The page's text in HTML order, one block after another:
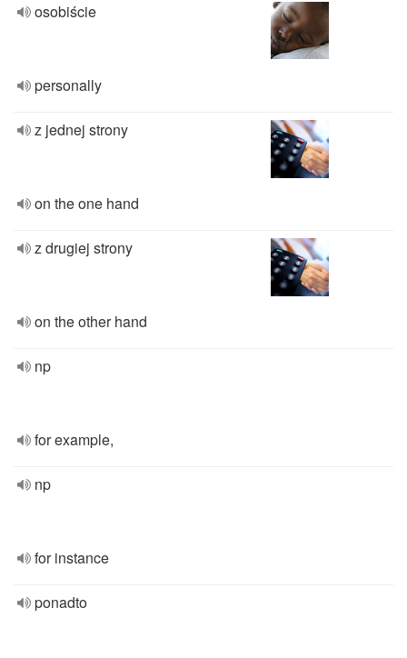
osobiście
personally
z jednej strony
on the one hand
z drugiej strony
on the other hand
np
for example,
np
for instance
ponadto